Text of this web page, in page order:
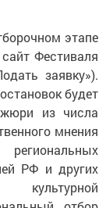
этапе
Фестиваля
заявку»).
будет
жюри из числа
мнения
РФ и других